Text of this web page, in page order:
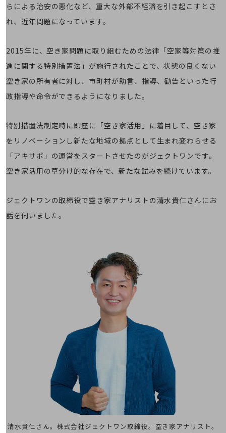
製造・建設業
キーワードで探す
おすすめの機種、料金やサービスをご紹介
製品
ビジネス向けスマートフォン
タフネススマートフォン
データ通信製品
5G対応ホームルーター
通信モジュール製品
IOT完了済みメーカーブランド製品
ドコモBiz データ無制限 ドコモ MAX ドコモ mini ドコモBiz かけ放題
IoT向け回線料金
home5Gプラン
モバイルサービス
セキュリティ
らによる治安の悪化など、重大な外部不経済を引き起こすとさ
れ、近年問題になっています。
2015年に、空き家問題に取り組むための法律「空家等対策の推
進に関する特別措置法」が施行されたことで、状態の良くない
空き家の所有者に対し、市町村が助言、指導、勧告といった行
政指導や命令ができるようになりました。
特別措置法制定時に即座に「空き家活用」に着目して、空き家
をリノベーションし新たな地域の拠点として生まれ変わらせる
「アキサポ」の運営をスタートさせたのがジェクトワンです。
空き家活用の草分け的な存在で、新たな試みを続けています。
ジェクトワンの取締役で空き家アナリストの清水貴仁さんにお
話を伺いました。
清水貴仁さん。株式会社ジェクトワン取締役。空き家アナリスト。